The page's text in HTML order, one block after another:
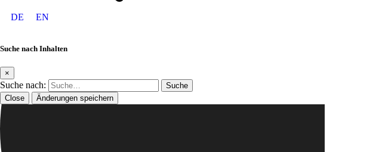
DE EN
Suche nach Inhalten
×
Suche nach:
Close Änderungen speichern